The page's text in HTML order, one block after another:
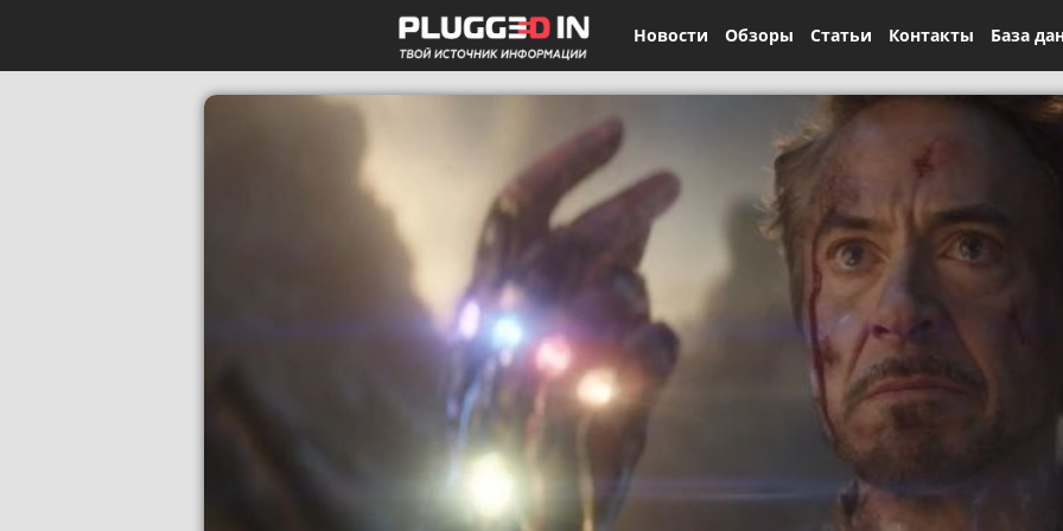
Новости Обзоры Статьи Контакты База